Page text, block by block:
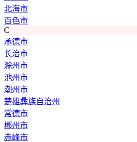
北海市
百色市
C
承德市
长治市
滁州市
池州市
潮州市
楚雄彝族自治州
常德市
郴州市
赤峰市